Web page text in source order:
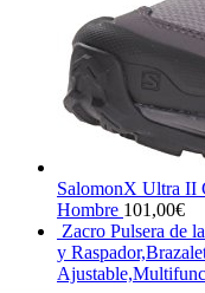
SalomonX Ultra II
Hombre 101,00€
Zacro Pulsera de
y